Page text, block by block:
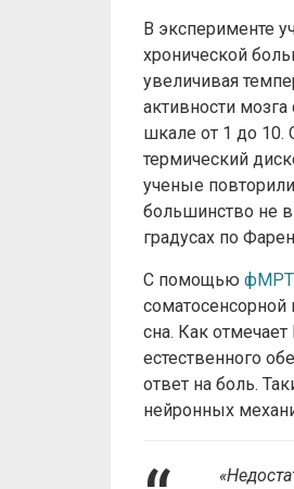
В эксперименте
хронической
увеличивая
активности
шкале от 1 до 10.
термический
ученые
большинство не
градусах по
С помощью фМРТ
сна. Как
естественного
ответ на боль.
нейронных